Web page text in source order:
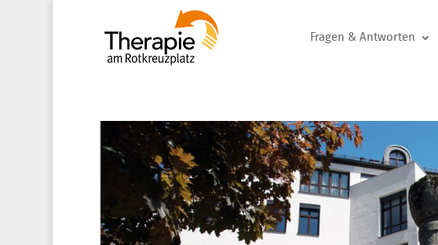
Fragen & Antworten